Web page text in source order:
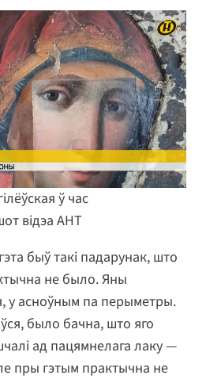
ў час
відэа АНТ
быў такі падарунак, што
не было. Яны
у асноўным па перыметры.
было бачна, што яго
ад пацямнелага лаку —
пры гэтым практычна не